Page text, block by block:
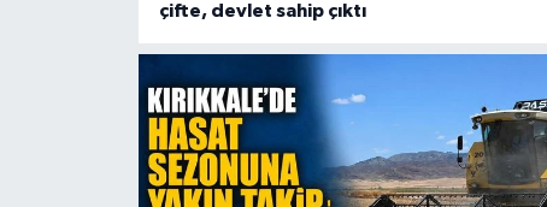
çifte, devlet sahip çıktı